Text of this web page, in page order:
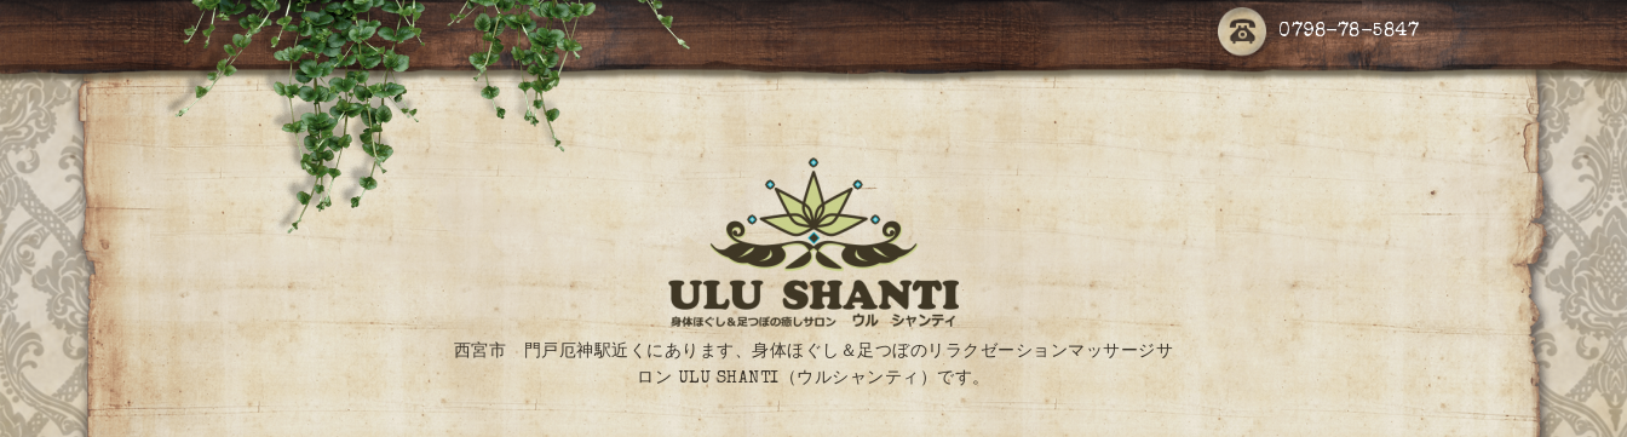
0798-78-5847
西宮市 門戸厄神駅近くにあります、身体ほぐし＆足つぼのリラクゼーションマッサージサ
ロン ULU SHANTI（ウルシャンティ）です。